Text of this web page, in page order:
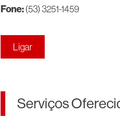
Fone:(53) 3251-1459
Ligar
Serviços